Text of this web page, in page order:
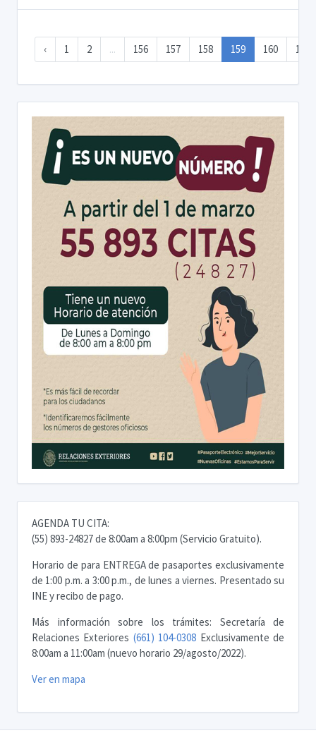
‹ 1 2 ... 156 157 158 159 160 161
AGENDA TU CITA:
(55) 893-24827 de 8:00am a 8:00pm (Servicio Gratuito).
Horario de para ENTREGA de pasaportes exclusivamente
de 1:00 p.m. a 3:00 p.m., de lunes a viernes. Presentado su
INE y recibo de pago.
Más información sobre los trámites: Secretaría de
Relaciones Exteriores (661) 104-0308 Exclusivamente de
8:00am a 11:00am (nuevo horario 29/agosto/2022).
Ver en mapa